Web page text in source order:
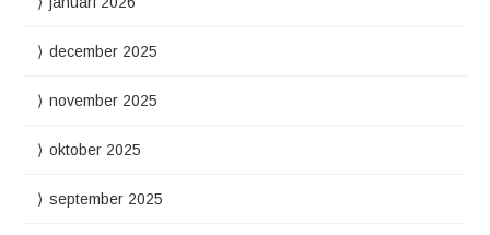
december 2025
november 2025
oktober 2025
september 2025